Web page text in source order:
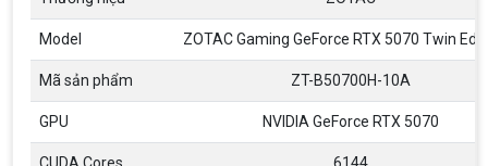
Model ZOTAC Gaming GeForce RTX 5070 Twin
Mã sản phẩm ZT-B50700H-10A
GPU NVIDIA GeForce RTX 5070
CUDA Cores 6144